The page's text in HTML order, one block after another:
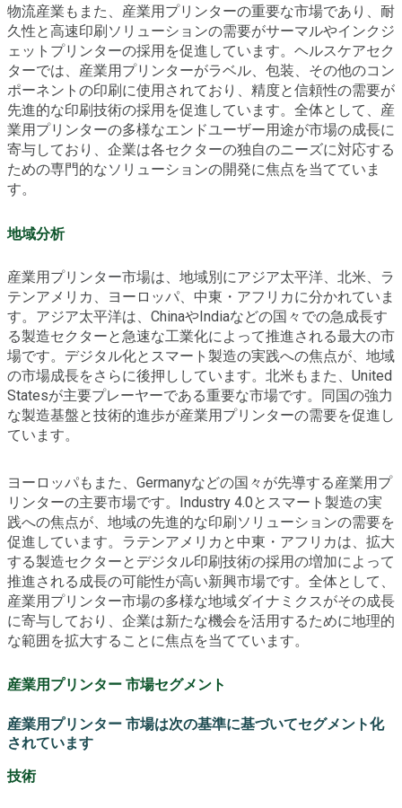
物流産業もまた、産業用プリンターの重要な市場であり、耐
久性と高速印刷ソリューションの需要がサーマルやインクジ
ェットプリンターの採用を促進しています。ヘルスケアセク
ターでは、産業用プリンターがラベル、包装、その他のコン
ポーネントの印刷に使用されており、精度と信頼性の需要が
先進的な印刷技術の採用を促進しています。全体として、産
業用プリンターの多様なエンドユーザー用途が市場の成長に
寄与しており、企業は各セクターの独自のニーズに対応する
ための専門的なソリューションの開発に焦点を当てていま
す。
地域分析
産業用プリンター市場は、地域別にアジア太平洋、北米、ラ
テンアメリカ、ヨーロッパ、中東・アフリカに分かれていま
す。アジア太平洋は、ChinaやIndiaなどの国々での急成長す
る製造セクターと急速な工業化によって推進される最大の市
場です。デジタル化とスマート製造の実践への焦点が、地域
の市場成長をさらに後押ししています。北米もまた、United
Statesが主要プレーヤーである重要な市場です。同国の強力
な製造基盤と技術的進歩が産業用プリンターの需要を促進し
ています。
ヨーロッパもまた、Germanyなどの国々が先導する産業用プ
リンターの主要市場です。Industry 4.0とスマート製造の実
践への焦点が、地域の先進的な印刷ソリューションの需要を
促進しています。ラテンアメリカと中東・アフリカは、拡大
する製造セクターとデジタル印刷技術の採用の増加によって
推進される成長の可能性が高い新興市場です。全体として、
産業用プリンター市場の多様な地域ダイナミクスがその成長
に寄与しており、企業は新たな機会を活用するために地理的
な範囲を拡大することに焦点を当てています。
産業用プリンター 市場セグメント
産業用プリンター 市場は次の基準に基づいてセグメント化
されています
技術